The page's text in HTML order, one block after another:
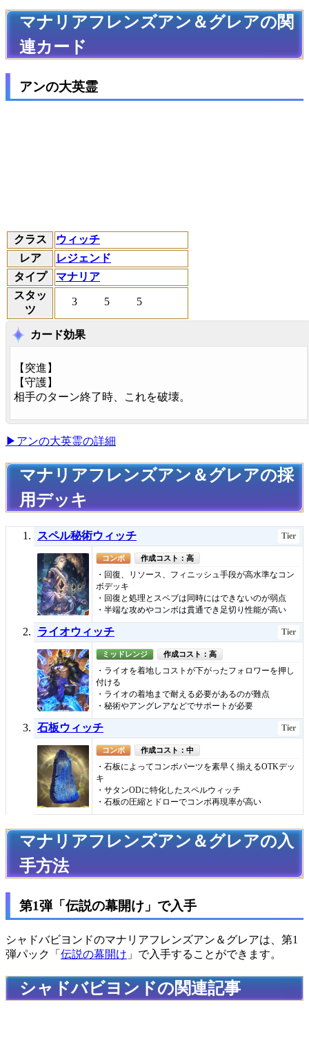
マナリアフレンズアン＆グレアの関
連カード
アンの大英霊
クラス
ウィッチ
レア
レジェンド
タイプ
マナリア
スタッ
ツ
3 5 5
カード効果
【 突進 】
【守護】
相手のターン終了時、これを破壊。
▶アンの大英霊の詳細
マナリアフレンズアン＆グレアの採
用デッキ
スペル秘術ウィッチ Tier
コンボ 作成コスト：高
・回復、リソース、フィニッシュ手段が高水準なコン
ボデッキ
・回復と処理とスペブは同時にはできないのが弱点
・半端な攻めやコンボは貫通でき足切り性能が高い
ライオウィッチ Tier
ミッドレンジ 作成コスト：高
・ライオを着地しコストが下がったフォロワーを押し
付ける
・ライオの着地まで耐える必要があるのが難点
・秘術やアングレアなどでサポートが必要
石板ウィッチ Tier
コンボ 作成コスト：中
・石板によってコンボパーツを素早く揃えるOTKデッ
キ
・サタンODに特化したスペルウィッチ
・石板の圧縮とドローでコンボ再現率が高い
マナリアフレンズアン＆グレアの入
手方法
第1弾「伝説の幕開け」で入手
シャドバビヨンドのマナリアフレンズアン＆グレアは、第1
弾パック「 伝説の幕開け 」で入手することができます。
シャドバビヨンドの関連記事